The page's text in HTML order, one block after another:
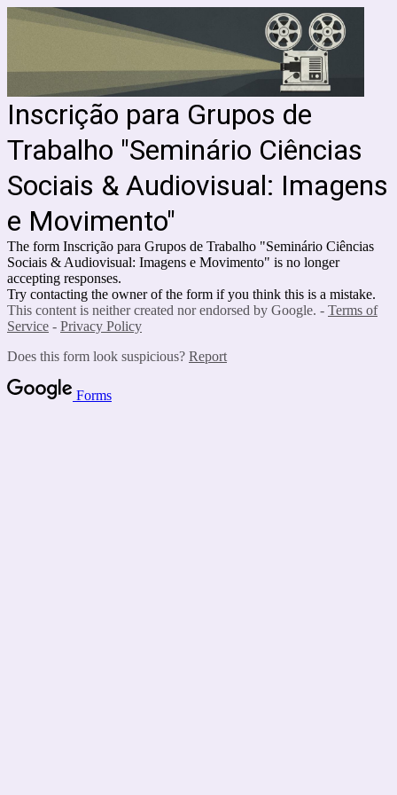
Inscrição para Grupos de
Trabalho "Seminário Ciências
Sociais & Audiovisual: Imagens
e Movimento"
The form Inscrição para Grupos de Trabalho "Seminário Ciências
Sociais & Audiovisual: Imagens e Movimento" is no longer
accepting responses.
Try contacting the owner of the form if you think this is a mistake.
This content is neither created nor endorsed by Google. - Terms of
Service - Privacy Policy
Does this form look suspicious? Report
Forms